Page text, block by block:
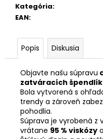
Kategória:
EAN:
Popis Diskusia
Objavte našu súpravu
zatváracích
Bola vytvorená s
trendy a zároveň
pohodlia.
Súprava je vyrobená z
vrátane 95 % viskózy a